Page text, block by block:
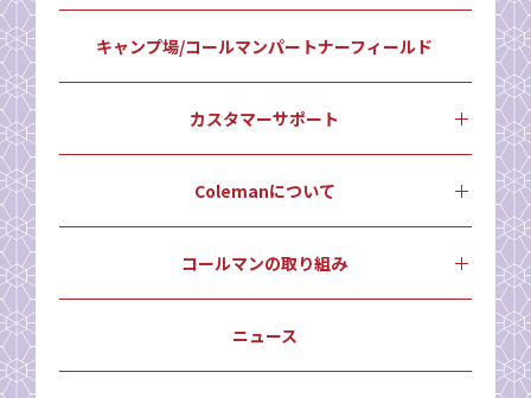
キャンプ場/コールマンパートナーフィールド
カスタマーサポート
Colemanについて
コールマンの取り組み
ニュース